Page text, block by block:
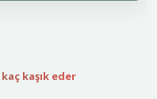
kaşık eder